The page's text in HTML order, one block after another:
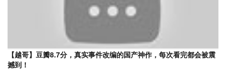
【越哥】豆瓣8.7分，真实事件改编的国产神作，每次看完都会被震
撼到！